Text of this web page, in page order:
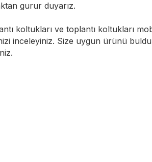
gurur duyarız.
koltukları ve toplantı koltukları
inceleyiniz. Size uygun ürünü